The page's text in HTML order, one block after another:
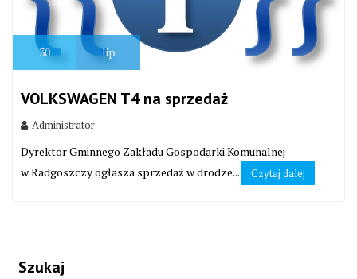
30 lip
VOLKSWAGEN T4 na sprzedaż
Administrator
Dyrektor Gminnego Zakładu Gospodarki Komunalnej
w Radgoszczy ogłasza sprzedaż w drodze...
Czytaj dalej
Szukaj